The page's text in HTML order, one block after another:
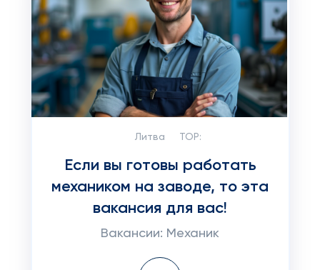
Литва TOP:
Если вы готовы работать
механиком на заводе, то эта
вакансия для вас!
Вакансии: Механик